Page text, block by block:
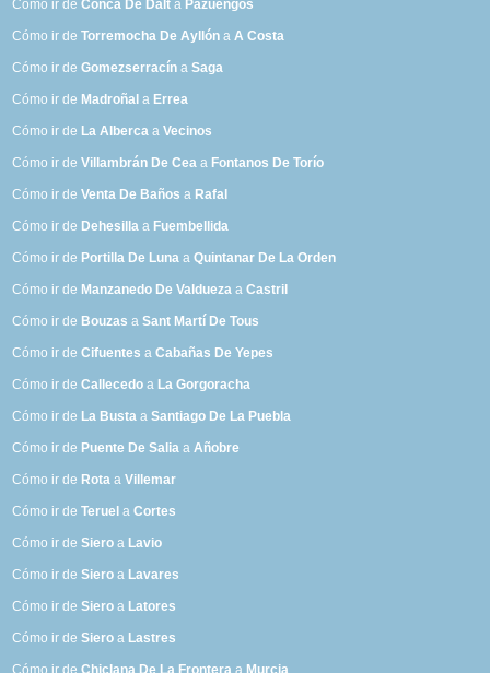
Cómo ir deConca De Dalt a Pazuengos
Cómo ir deTorremocha De Ayllón aA Costa
Cómo ir deGomezserracín aSaga
Cómo ir de Madroñal a Errea
Cómo ir de La Alberca aVecinos
Cómo ir deVillambrán De Cea a Fontanos De Torío
Cómo ir deVenta De Baños a Rafal
Cómo ir de Dehesilla a Fuembellida
Cómo ir de Portilla De Luna aQuintanar De La Orden
Cómo ir de Manzanedo De Valdueza aCastril
Cómo ir de Bouzas aSant Martí De Tous
Cómo ir deCifuentes aCabañas De Yepes
Cómo ir deCallecedo a La Gorgoracha
Cómo ir de La Busta aSantiago De La Puebla
Cómo ir de Puente De Salia aAñobre
Cómo ir de Rota aVillemar
Cómo ir deTeruel aCortes
Cómo ir deSiero a Lavio
Cómo ir deSiero a Lavares
Cómo ir deSiero a Latores
Cómo ir deSiero a Lastres